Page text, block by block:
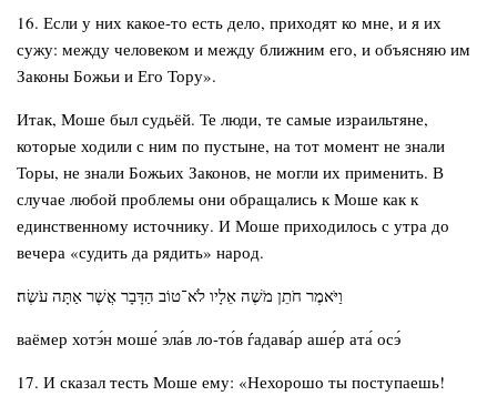
16. Если у них какое-то есть дело, приходят ко мне, и я их
сужу: между человеком и между ближним его, и объясняю им
Законы Божьи и Его Тору».
Итак, Моше был судьёй. Те люди, те самые израильтяне,
которые ходили с ним по пустыне, на тот момент не знали
Торы, не знали Божьих Законов, не могли их применить. В
случае любой проблемы они обращались к Моше как к
единственному источнику. И Моше приходилось с утра до
вечера «судить да рядить» народ.
וַיֹּאמֶר חֹתֵן מֹשֶׁה אֵלָיו לֹא־טוֹב הַדָּבָר אֲשֶׁר אַתָּה עֹשֶׂה׃
ваёмер хотэ́н моше́ эла́в ло-то́в ѓадава́р аше́р ата́ осэ́
17. И сказал тесть Моше ему: «Нехорошо ты поступаешь!